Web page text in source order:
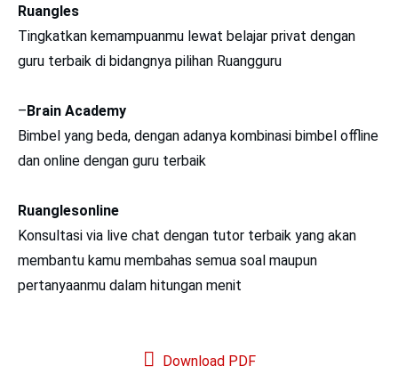
Ruangles
Tingkatkan kemampuanmu lewat belajar privat dengan
guru terbaik di bidangnya pilihan Ruangguru
–Brain Academy
Bimbel yang beda, dengan adanya kombinasi bimbel offline
dan online dengan guru terbaik
Ruanglesonline
Konsultasi via live chat dengan tutor terbaik yang akan
membantu kamu membahas semua soal maupun
pertanyaanmu dalam hitungan menit
Download PDF